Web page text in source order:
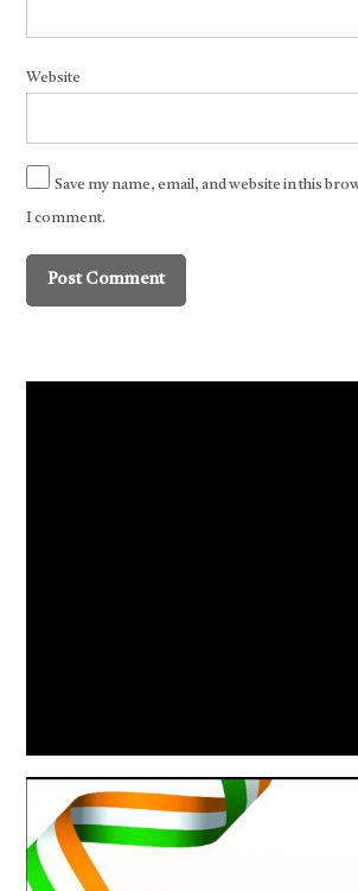
Website
Save my name, email, and website in this
I comment.